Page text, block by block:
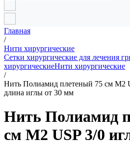
Главная
/
Нити хирургические
Сетки хирургические для лечения
хирургическиеНити хирургические
/
Нить Полиамид плетеный 75 см М2
длина иглы от 30 мм
Нить Полиамид
см М2 USP 3/0